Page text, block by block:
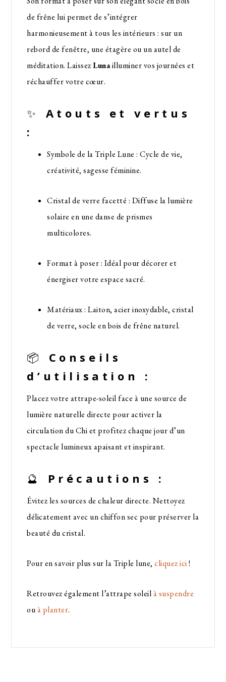
de frêne lui permet de s’intégrer
harmonieusement à tous les intérieurs : sur un
rebord de fenêtre, une étagère ou un autel de
méditation. LaissezLunailluminer vos journées et
réchauffer votre cœur.
✨ Atouts et vertus
:
Symbole de la Triple Lune : Cycle de vie,
créativité, sagesse féminine.
Cristal de verre facetté : Diffuse la lumière
solaire en une danse de prismes
multicolores.
Format à poser : Idéal pour décorer et
énergiser votre espace sacré.
Matériaux : Laiton, acier inoxydable, cristal
de verre, socle en bois de frêne naturel.
📦 Conseils
d’utilisation :
Placez votre attrape-soleil face à une source de
lumière naturelle directe pour activer la
circulation du Chi et profitez chaque jour d’un
spectacle lumineux apaisant et inspirant.
🔮 Précautions :
Évitez les sources de chaleur directe. Nettoyez
délicatement avec un chiffon sec pour préserver la
beauté du cristal.
Pour en savoir plus sur la Triple lune,cliquez ici!
Retrouvez également l’attrape soleilà suspendre
ouà planter.